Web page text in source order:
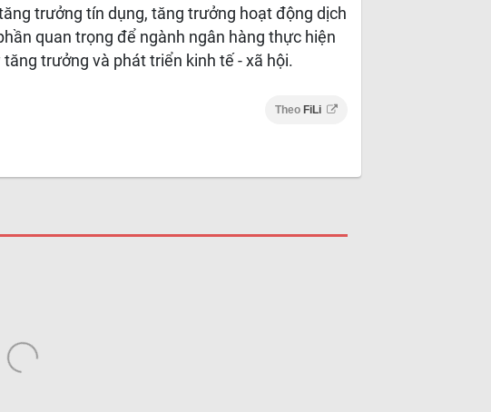
trưởng tín dụng, tăng trưởng hoạt động dịch
quan trọng để ngành ngân hàng thực hiện
trưởng và phát triển kinh tế - xã hội.
Theo FiLi